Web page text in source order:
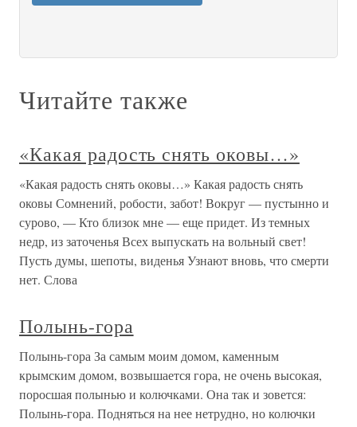
Читайте также
«Какая радость снять оковы…»
«Какая радость снять оковы…» Какая радость снять
оковы Сомнений, робости, забот! Вокруг — пустынно и
сурово, — Кто близок мне — еще придет. Из темных
недр, из заточенья Всех выпускать на вольный свет!
Пусть думы, шепоты, виденья Узнают вновь, что смерти
нет. Слова
Полынь-гора
Полынь-гора За самым моим домом, каменным
крымским домом, возвышается гора, не очень высокая,
поросшая полынью и колючками. Она так и зовется:
Полынь-гора. Подняться на нее нетрудно, но колючки